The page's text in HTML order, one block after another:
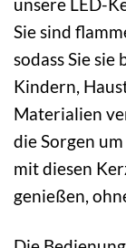
Sie sind
sodass Sie
Kindern,
Materialien
die Sorgen
mit diesen
genießen,